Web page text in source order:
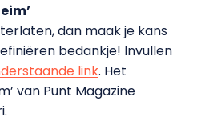
dan maak je kans
bedankje! Invullen
link. Het
van Punt Magazine